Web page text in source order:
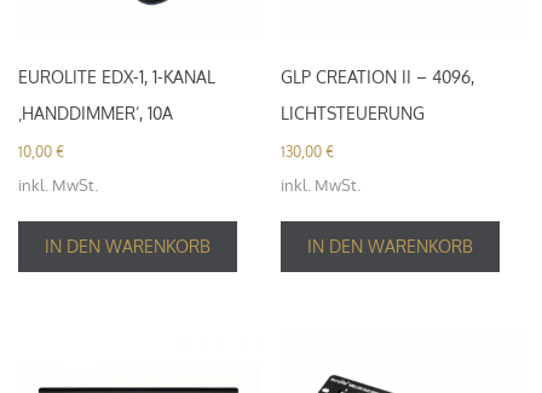
EUROLITE EDX-1, 1-KANAL
‚HANDDIMMER‘, 10A
10,00 €
inkl. MwSt.
IN DEN WARENKORB
GLP CREATION II – 4096,
LICHTSTEUERUNG
130,00€
inkl. MwSt.
IN DEN WARENKORB